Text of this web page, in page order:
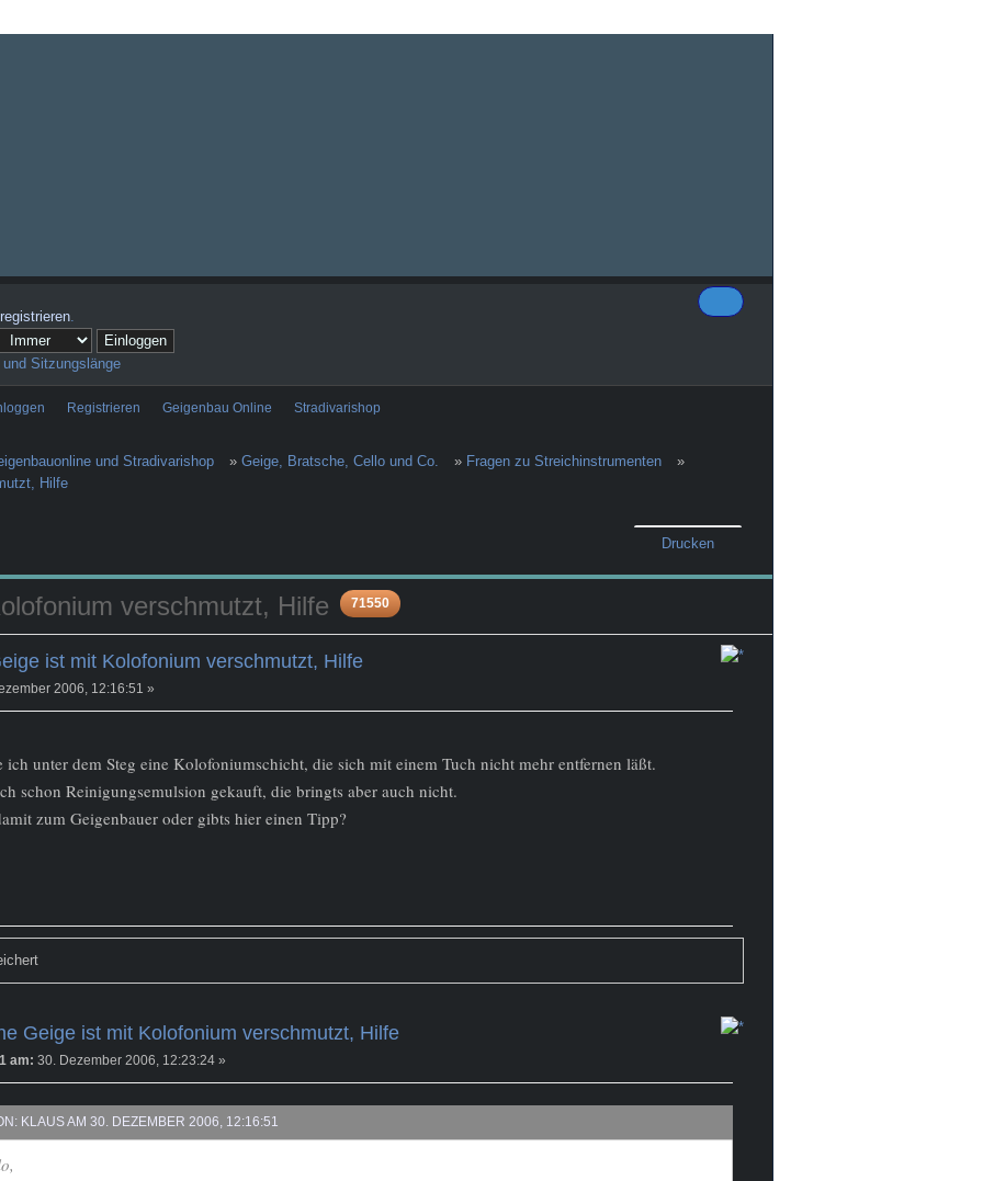
registrieren
Sitzungslänge
Registrieren Geigenbau Online Stradivarishop
und Stradivarishop » Geige, Bratsche, Cello und Co. » Fragen zu Streichinstrumenten
»
Hilfe
Drucken
verschmutzt, Hilfe 71550
ist mit Kolofonium verschmutzt, Hilfe
2006, 12:16:51 »
ich unter dem Steg eine Kolofoniumschicht, die sich mit einem Tuch nicht mehr entfernen läßt.
schon Reinigungsemulsion gekauft, die bringts aber auch nicht.
zum Geigenbauer oder gibts hier einen Tipp?
Geige ist mit Kolofonium verschmutzt, Hilfe
am: 30. Dezember 2006, 12:23:24 »
KLAUS AM 30. DEZEMBER 2006, 12:16:51